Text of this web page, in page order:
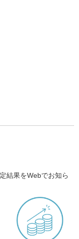
結果をWebでお知ら